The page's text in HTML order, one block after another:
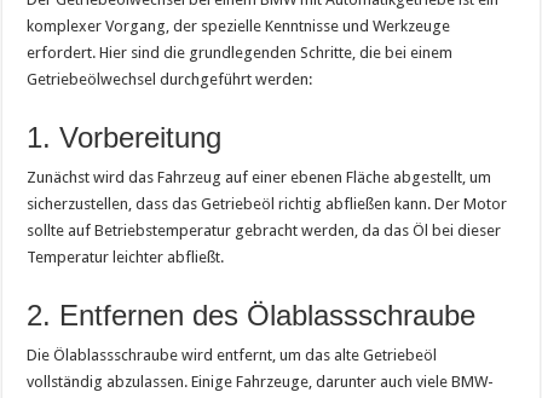
komplexer Vorgang, der spezielle Kenntnisse und Werkzeuge
erfordert. Hier sind die grundlegenden Schritte, die bei einem
Getriebeölwechsel durchgeführt werden:
1. Vorbereitung
Zunächst wird das Fahrzeug auf einer ebenen Fläche abgestellt, um
sicherzustellen, dass das Getriebeöl richtig abfließen kann. Der Motor
sollte auf Betriebstemperatur gebracht werden, da das Öl bei dieser
Temperatur leichter abfließt.
2. Entfernen des Ölablassschraube
Die Ölablassschraube wird entfernt, um das alte Getriebeöl
vollständig abzulassen. Einige Fahrzeuge, darunter auch viele BMW-